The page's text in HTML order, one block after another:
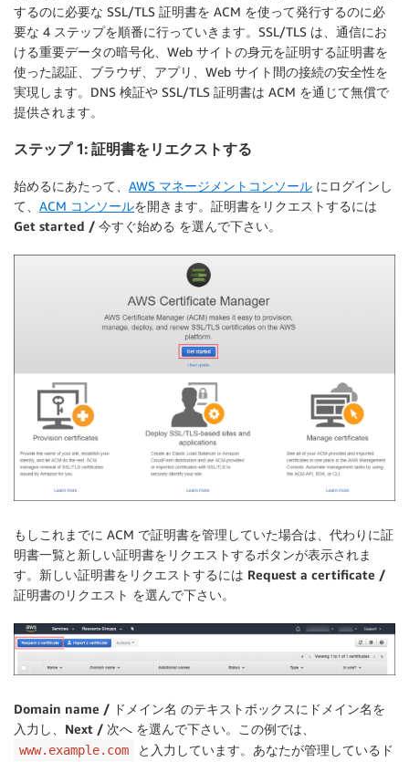
するのに必要な SSL/TLS 証明書を ACM を使って発行するのに必
要な 4 ステップを順番に行っていきます。SSL/TLS は、通信にお
ける重要データの暗号化、Web サイトの身元を証明する証明書を
使った認証、ブラウザ、アプリ、Web サイト間の接続の安全性を
実現します。DNS 検証や SSL/TLS 証明書は ACM を通じて無償で
提供されます。
ステップ 1: 証明書をリエクストする
始めるにあたって、 AWS マネージメントコンソール にログインし
て、 ACM コンソールを開きます。証明書をリクエストするには
Get started / 今すぐ始める を選んで下さい。
もしこれまでに ACM で証明書を管理していた場合は、代わりに証
明書一覧と新しい証明書をリクエストするボタンが表示されま
す。新しい証明書をリクエストするには Request a certificate /
証明書のリクエスト を選んで下さい。
Domain name / ドメイン名 のテキストボックスにドメイン名を
入力し、 Next / 次へ を選んで下さい。この例では、
www.example.com と入力しています。あなたが管理しているド